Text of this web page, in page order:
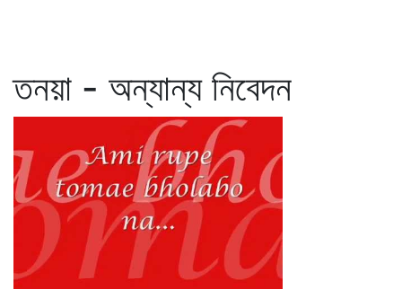
তনয়া - অন্যান্য নিবেদন